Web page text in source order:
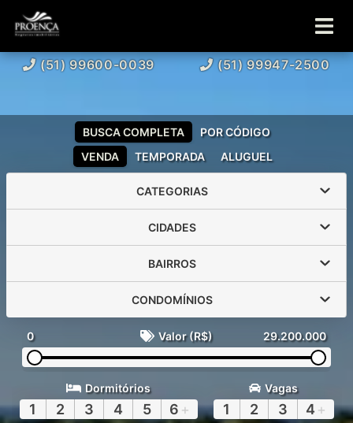
(51) 99600-0039 (51) 99947-2500
VENDA TEMPORADA ALUGUEL
BUSCA COMPLETA POR CÓDIGO
CATEGORIAS
CIDADES
BAIRROS
CONDOMÍNIOS
0 Valor (R$) 29.200.000
Dormitórios
1 2 3 4 5 6 +
Vagas
1 2 3 4 +